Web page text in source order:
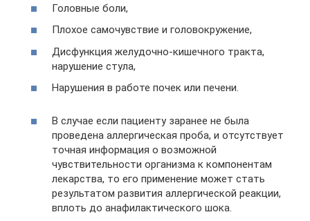
Головные боли,
Плохое самочувствие и головокружение,
Дисфункция желудочно-кишечного тракта,
нарушение стула,
Нарушения в работе почек или печени.
В случае если пациенту заранее не была
проведена аллергическая проба, и отсутствует
точная информация о возможной
чувствительности организма к компонентам
лекарства, то его применение может стать
результатом развития аллергической реакции,
вплоть до анафилактического шока.